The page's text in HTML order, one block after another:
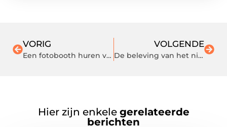
VORIG
Een fotobooth huren voor een onvergetelijk feest
VOLGENDE
De beleving van het nieuwe product
Hier zijn enkele gerelateerde
berichten